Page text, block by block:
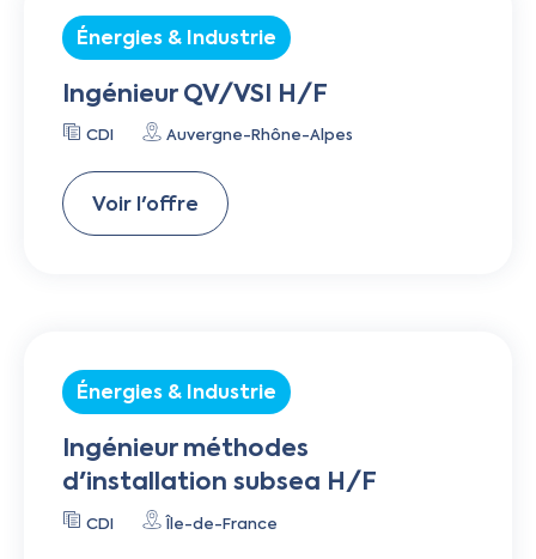
Énergies & Industrie
Ingénieur QV/VSI H/F
CDI Auvergne-Rhône-Alpes
Voir l'offre
Énergies & Industrie
Ingénieur méthodes
d'installation subsea H/F
CDI Île-de-France